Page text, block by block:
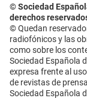
© Sociedad
derechos
© Quedan
radiofónicos y las
como sobre los
Sociedad Española
expresa frente al
de revistas de
Sociedad Española